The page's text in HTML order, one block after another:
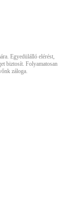
Egyedülálló elérést,
biztosít. Folyamatosan
záloga.